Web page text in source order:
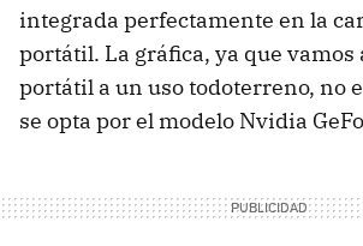
integrada perfectamente en la
portátil. La gráfica, ya que vamos
portátil a un uso todoterreno, no
se opta por el modelo Nvidia